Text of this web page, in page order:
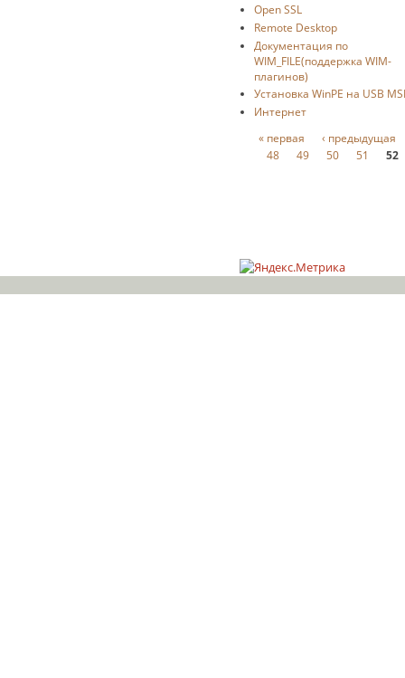
Open SSL
Remote Desktop
Документация по
WIM_FILE(поддержка WIM-
плагинов)
Установка WinPE на USB
Интернет
Страницы
« первая
‹ предыдущая
48
49 50 51 52